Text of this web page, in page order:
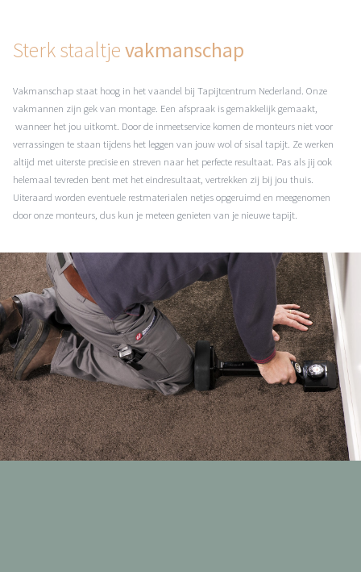
Sterk staaltjevakmanschap
Vakmanschap staat hoog in het vaandel bij Tapijtcentrum Nederland. Onze
vakmannen zijn gek van montage. Een afspraak is gemakkelijk gemaakt,
wanneer het jou uitkomt. Door de inmeetservice komen de monteurs niet voor
verrassingen te staan tijdens het leggen van jouw wol of sisal tapijt. Ze werken
altijd met uiterste precisie en streven naar het perfecte resultaat. Pas als jij ook
helemaal tevreden bent met het eindresultaat, vertrekken zij bij jou thuis.
Uiteraard worden eventuele restmaterialen netjes opgeruimd en meegenomen
door onze monteurs, dus kun je meteen genieten van je nieuwe tapijt.